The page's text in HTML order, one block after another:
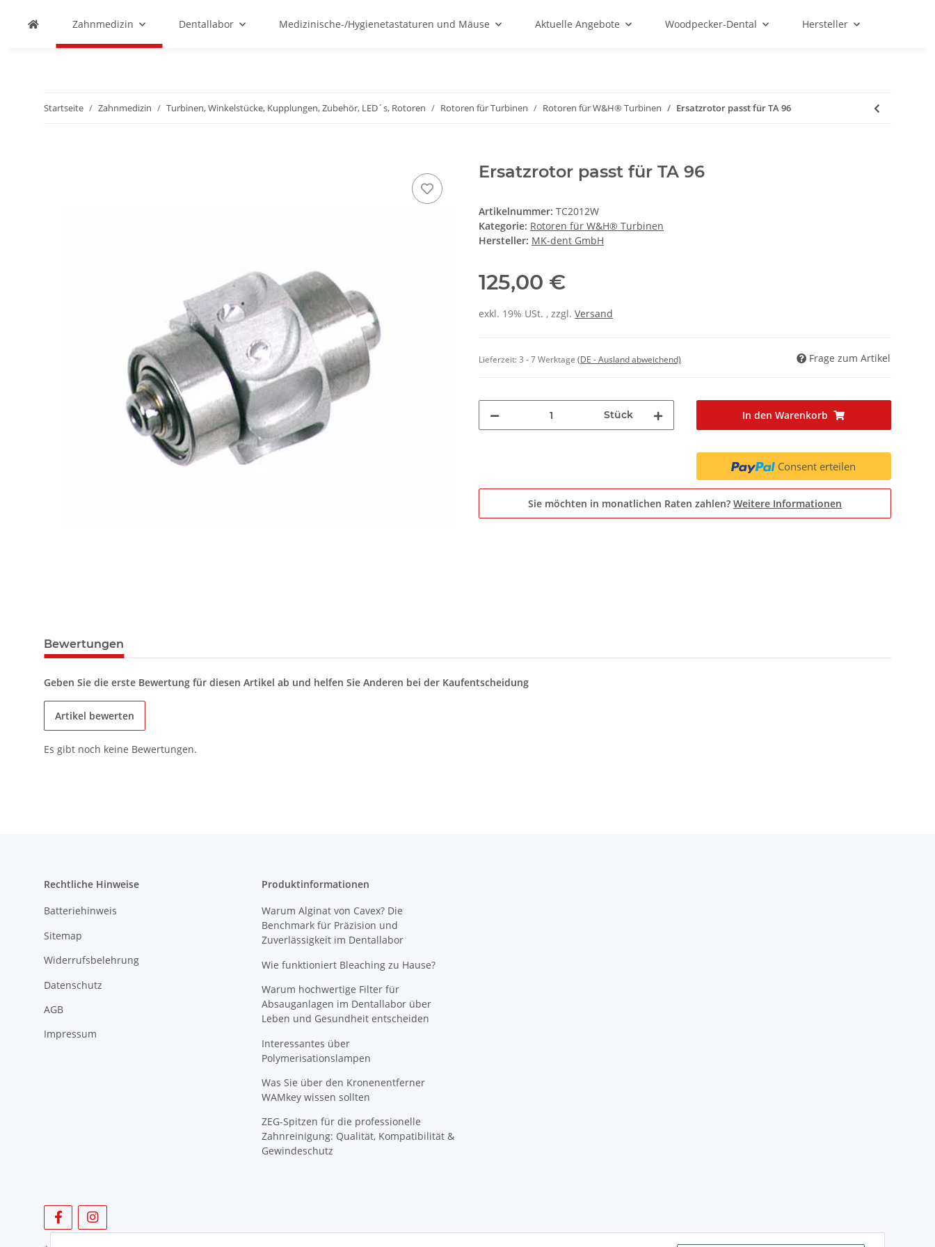
Zahnmedizin Dentallabor Medizinische-/Hygienetastaturen und Mäuse Aktuelle Angebote Woodpecker-Dental Hersteller
Startseite Zahnmedizin Turbinen, Winkelstücke, Kupplungen, Zubehör, LED´s, Rotoren Rotoren für Turbinen Rotoren für W&H® Turbinen Ersatzrotor passt für TA 96
Ersatzrotor passt für TA 96
Artikelnummer: TC2012W
Kategorie: Rotoren für W&H® Turbinen
Hersteller: MK-dent GmbH
125,00 €
exkl. 19% USt. , zzgl. Versand
Lieferzeit:3 - 7 Werktage (DE - Ausland abweichend) Frage zum Artikel
Stück In den Warenkorb
Consent erteilen
Sie möchten in monatlichen Raten zahlen? Weitere Informationen
Bewertungen
Geben Sie die erste Bewertung für diesen Artikel ab und helfen Sie Anderen bei der Kaufentscheidung
Artikel bewerten
Es gibt noch keine Bewertungen.
Rechtliche Hinweise
Batteriehinweis
Sitemap
Widerrufsbelehrung
Datenschutz
AGB
Impressum
Produktinformationen
Warum Alginat von Cavex? Die
Benchmark für Präzision und
Zuverlässigkeit im Dentallabor
Wie funktioniert Bleaching zu Hause?
Warum hochwertige Filter für
Absauganlagen im Dentallabor über
Leben und Gesundheit entscheiden
Interessantes über
Polymerisationslampen
Was Sie über den Kronenentferner
WAMkey wissen sollten
ZEG-Spitzen für die professionelle
Zahnreinigung: Qualität, Kompatibilität &
Gewindeschutz